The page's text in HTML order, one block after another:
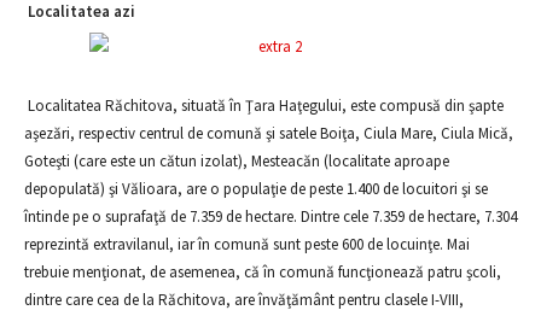
Localitatea azi
Localitatea Răchitova, situată în Ţara Haţegului, este compusă din şapte
aşezări, respectiv centrul de comună şi satele Boiţa, Ciula Mare, Ciula Mică,
Goteşti (care este un cătun izolat), Mesteacăn (localitate aproape
depopulată) şi Vălioara, are o populaţie de peste 1.400 de locuitori şi se
întinde pe o suprafaţă de 7.359 de hectare. Dintre cele 7.359 de hectare, 7.304
reprezintă extravilanul, iar în comună sunt peste 600 de locuinţe. Mai
trebuie menţionat, de asemenea, că în comună funcţionează patru şcoli,
dintre care cea de la Răchitova, are învăţământ pentru clasele I-VIII,